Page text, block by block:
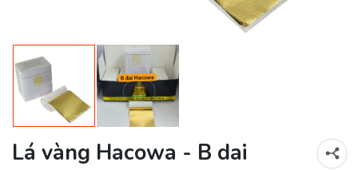
Lá vàng Hacowa - B dai